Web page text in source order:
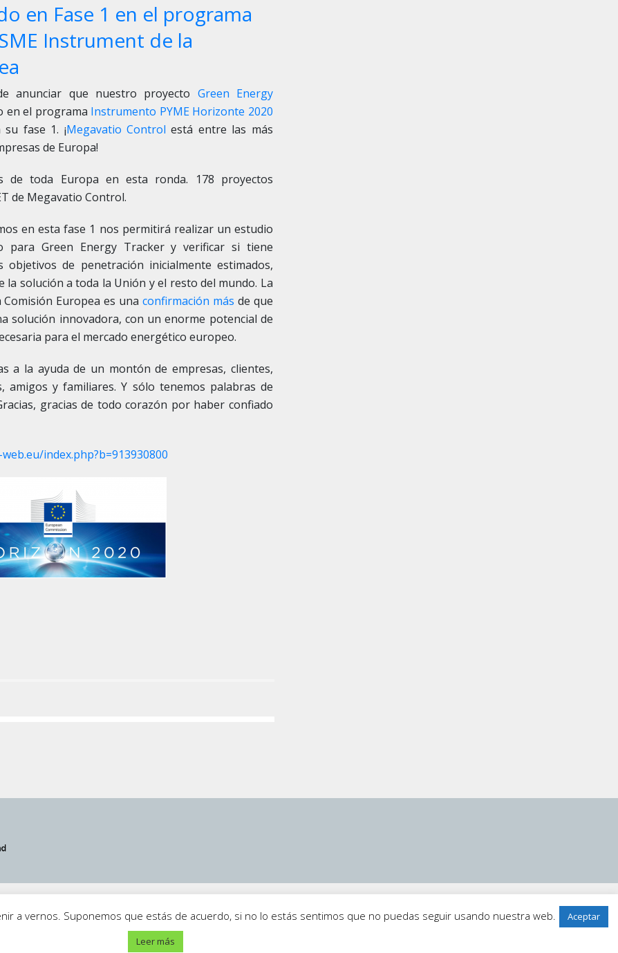
en Fase 1 en el programa
Instrument de la
anunciar que nuestro proyecto Green Energy
en el programa Instrumento PYME Horizonte 2020
fase 1. ¡Megavatio Control está entre las más
de Europa!
de toda Europa en esta ronda. 178 proyectos
de Megavatio Control.
en esta fase 1 nos permitirá realizar un estudio
para Green Energy Tracker y verificar si tiene
objetivos de penetración inicialmente estimados,
la solución a toda la Unión y el resto del mundo. La
Comisión Europea es unaconfirmación más de que
solución innovadora, con un enorme potencial de
para el mercado energético europeo.
a la ayuda de un montón de empresas, clientes,
amigos y familiares. Y sólo tenemos palabras de
gracias de todo corazón por haber confiado
index.php?b=913930800
Legal·Política de Privacidad·Contacto
a vernos. Suponemos que estás de acuerdo, si no lo estás sentimos que no puedas seguir usando nuestra web.
Aceptar
Leer más